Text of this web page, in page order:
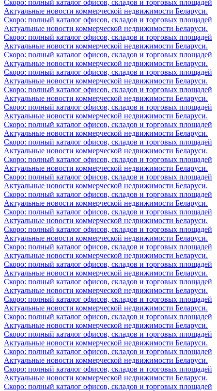
Скоро: полный каталог офисов, складов и торговых площадей
Актуальные новости коммерческой недвижимости Беларуси.
Скоро: полный каталог офисов, складов и торговых площадей
Актуальные новости коммерческой недвижимости Беларуси.
Скоро: полный каталог офисов, складов и торговых площадей
Актуальные новости коммерческой недвижимости Беларуси.
Скоро: полный каталог офисов, складов и торговых площадей
Актуальные новости коммерческой недвижимости Беларуси.
Скоро: полный каталог офисов, складов и торговых площадей
Актуальные новости коммерческой недвижимости Беларуси.
Скоро: полный каталог офисов, складов и торговых площадей
Актуальные новости коммерческой недвижимости Беларуси.
Скоро: полный каталог офисов, складов и торговых площадей
Актуальные новости коммерческой недвижимости Беларуси.
Скоро: полный каталог офисов, складов и торговых площадей
Актуальные новости коммерческой недвижимости Беларуси.
Скоро: полный каталог офисов, складов и торговых площадей
Актуальные новости коммерческой недвижимости Беларуси.
Скоро: полный каталог офисов, складов и торговых площадей
Актуальные новости коммерческой недвижимости Беларуси.
Скоро: полный каталог офисов, складов и торговых площадей
Актуальные новости коммерческой недвижимости Беларуси.
Скоро: полный каталог офисов, складов и торговых площадей
Актуальные новости коммерческой недвижимости Беларуси.
Скоро: полный каталог офисов, складов и торговых площадей
Актуальные новости коммерческой недвижимости Беларуси.
Скоро: полный каталог офисов, складов и торговых площадей
Актуальные новости коммерческой недвижимости Беларуси.
Скоро: полный каталог офисов, складов и торговых площадей
Актуальные новости коммерческой недвижимости Беларуси.
Скоро: полный каталог офисов, складов и торговых площадей
Актуальные новости коммерческой недвижимости Беларуси.
Скоро: полный каталог офисов, складов и торговых площадей
Актуальные новости коммерческой недвижимости Беларуси.
Скоро: полный каталог офисов, складов и торговых площадей
Актуальные новости коммерческой недвижимости Беларуси.
Скоро: полный каталог офисов, складов и торговых площадей
Актуальные новости коммерческой недвижимости Беларуси.
Скоро: полный каталог офисов, складов и торговых площадей
Актуальные новости коммерческой недвижимости Беларуси.
Скоро: полный каталог офисов, складов и торговых площадей
Актуальные новости коммерческой недвижимости Беларуси.
Скоро: полный каталог офисов, складов и торговых площадей
Актуальные новости коммерческой недвижимости Беларуси.
Скоро: полный каталог офисов, складов и торговых площадей